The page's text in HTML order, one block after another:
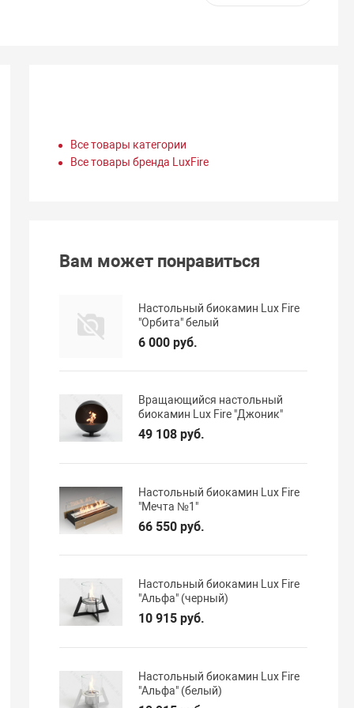
Все товары категории
Все товары бренда LuxFire
Вам может понравиться
Настольный биокамин Lux Fire
"Орбита" белый
6 000 руб.
Вращающийся настольный
биокамин Lux Fire "Джоник"
49 108 руб.
Настольный биокамин Lux Fire
"Мечта №1"
66 550 руб.
Настольный биокамин Lux Fire
"Альфа" (черный)
10 915 руб.
Настольный биокамин Lux Fire
"Альфа" (белый)